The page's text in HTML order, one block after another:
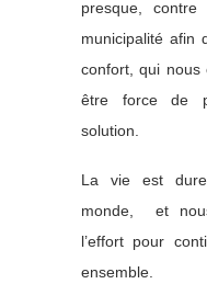
presque,
municipalité afin
confort, qui nous
être force de
solution.
La vie est
monde, et
l’effort pour
ensemble.